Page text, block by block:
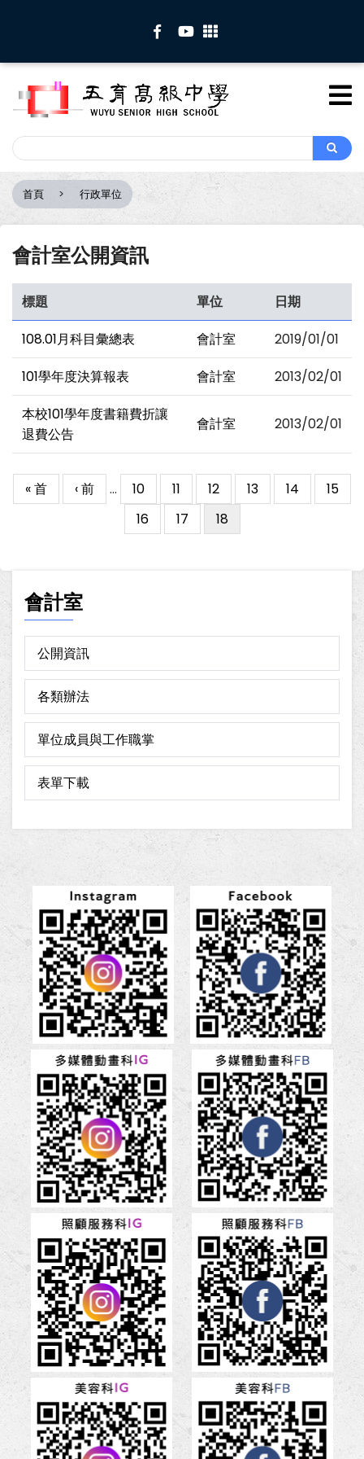
內
Search
Search
導
航
結
首頁 行政單位
會計室公開資訊
標題 單位
日期
108.01月科目彙總表
會計室
2019/01/01
101學年度決算報表
會計室
2013/02/01
本校101學年度書籍費折讓
退費公告
會計室 2013/02/01
Pagination
First
page
« 首
Previous
page
‹ 前 … Page
10 Page
11 Page
12 Page
13 Page
14 Page
15
Page
16 Page
17
目
前
18
會計室
公開資訊
各類辦法
單位成員與工作職掌
表單下載